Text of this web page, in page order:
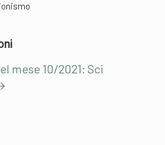
mese 10/2021: Sci